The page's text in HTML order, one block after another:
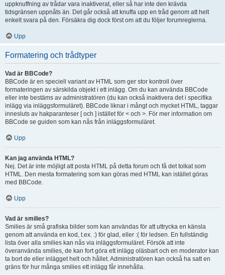
uppknuffning av trådar vara inaktiverat, eller så har inte den krävda
tidsgränsen uppnåts än. Det går också att knuffa upp en tråd genom att helt
enkelt svara på den. Försäkra dig dock först om att du följer forumreglerna.
Upp
Formatering och trådtyper
Vad är BBCode?
BBCode är en speciell variant av HTML som ger stor kontroll över
formateringen av särskilda objekt i ett inlägg. Om du kan använda BBCode
eller inte bestäms av administratören (du kan också inaktivera det i specifika
inlägg via inläggsformuläret). BBCode liknar i mångt och mycket HTML, taggar
innesluts av hakparanteser [ och ] istället för < och >. För mer information om
BBCode se guiden som kan nås från inläggsformuläret.
Upp
Kan jag använda HTML?
Nej. Det är inte möjligt att posta HTML på detta forum och få det tolkat som
HTML. Den mesta formatering som kan göras med HTML kan istället göras
med BBCode.
Upp
Vad är smilies?
Smilies är små grafiska bilder som kan användas för att uttrycka en känsla
genom att använda en kod, t.ex. :) för glad, eller :( för ledsen. En fullständig
lista över alla smilies kan nås via inläggsformuläret. Försök att inte
överanvända smilies, de kan fort göra ett inlägg oläsbart och en moderator kan
ta bort de eller inlägget helt och hållet. Administratören kan också ha satt en
gräns för hur många smilies ett inlägg får innehålla.